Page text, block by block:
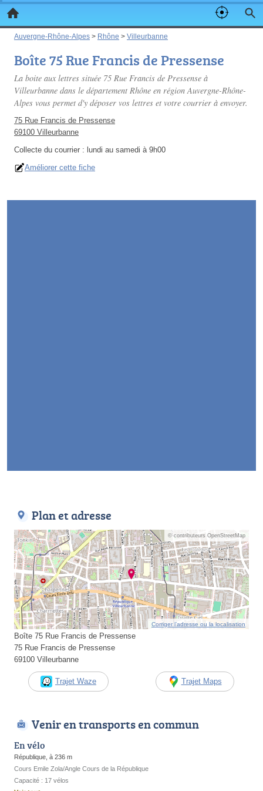
Auvergne-Rhône-Alpes > Rhône > Villeurbanne
Boîte 75 Rue Francis de Pressense
La boite aux lettres située 75 Rue Francis de Pressense à
Villeurbanne dans le département Rhône en région Auvergne-Rhône-
Alpes vous permet d'y déposer vos lettres et votre courrier à envoyer.
75 Rue Francis de Pressense
69100 Villeurbanne
Collecte du courrier : lundi au samedi à 9h00
Améliorer cette fiche
Plan et adresse
© contributeurs OpenStreetMap
Corriger l’adresse ou la localisation
Boîte 75 Rue Francis de Pressense
75 Rue Francis de Pressense
69100 Villeurbanne
Trajet Waze Trajet Maps
Venir en transports en commun
En vélo
République, à 236 m
Cours Emile Zola/Angle Cours de la République
Capacité : 17 vélos